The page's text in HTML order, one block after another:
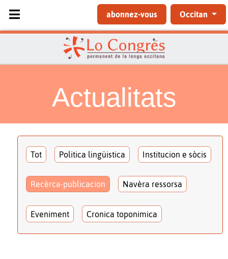
Sélectionnez votre langue
abonnez-vous Occitan
Actualitats
Tot Politica lingüistica Institucion e sòcis
Recèrca-publicacion Navèra ressorsa
Eveniment Cronica toponimica